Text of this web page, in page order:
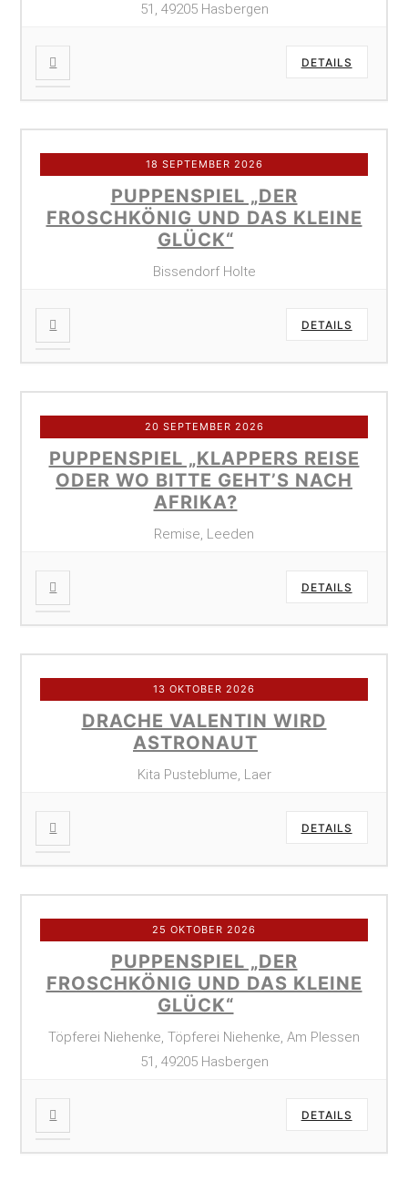
51, 49205 Hasbergen
DETAILS
18 SEPTEMBER 2026
PUPPENSPIEL „DER
FROSCHKÖNIG UND DAS KLEINE
GLÜCK“
Bissendorf Holte
DETAILS
20 SEPTEMBER 2026
PUPPENSPIEL „KLAPPERS REISE
ODER WO BITTE GEHT’S NACH
AFRIKA?
Remise, Leeden
DETAILS
13 OKTOBER 2026
DRACHE VALENTIN WIRD
ASTRONAUT
Kita Pusteblume, Laer
DETAILS
25 OKTOBER 2026
PUPPENSPIEL „DER
FROSCHKÖNIG UND DAS KLEINE
GLÜCK“
Töpferei Niehenke, Töpferei Niehenke, Am Plessen
51, 49205 Hasbergen
DETAILS